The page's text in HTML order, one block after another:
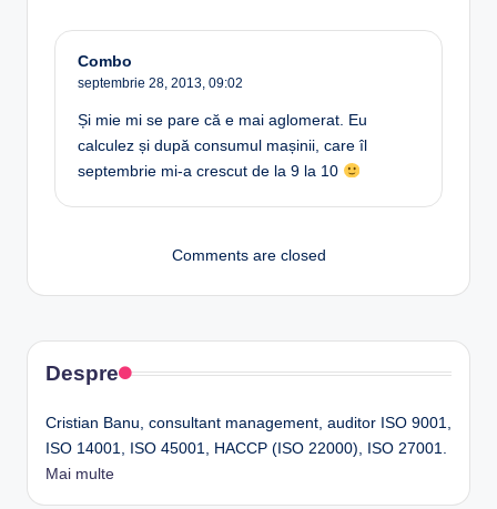
Combo
septembrie 28, 2013, 09:02
Și mie mi se pare că e mai aglomerat. Eu
calculez și după consumul mașinii, care îl
septembrie mi-a crescut de la 9 la 10
Comments are closed
Despre
Cristian Banu, consultant management, auditor ISO 9001,
ISO 14001, ISO 45001, HACCP (ISO 22000), ISO 27001.
Mai multe